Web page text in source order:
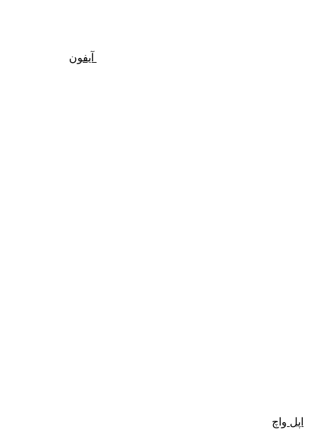
آیفون
اپل واچ